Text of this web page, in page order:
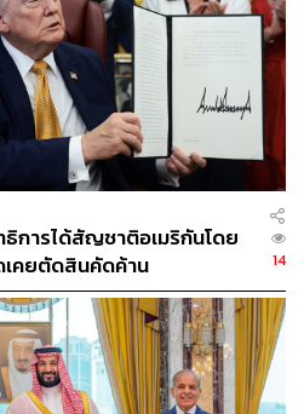
แรง จะส่งผลกระทบร้ายแรง
รถฟื้นฟูได้ทันที เมื่อสงครามจบ
ารขนส่งหยุดชะงักชั่วคราว
เทศต่างๆ
ทูตด้านความมั่นคงและทหาร
ประเทศทันที หลังจากขีปนาวุธ
ายอย่างหนักต่อโรงก๊าซ
รรม Ras Laffan ผู้ส่งออก
การได้สัญชาติอเมริกันโดย
คยตัดสินคัดค้าน
14